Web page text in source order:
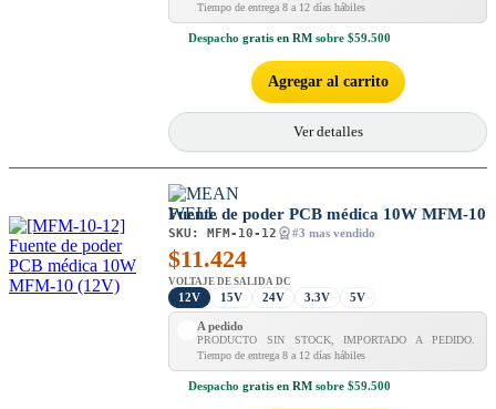
Tiempo de entrega 8 a 12 días hábiles
Despacho gratis en RM sobre $59.500
Agregar al carrito
Ver detalles
Fuente de poder PCB médica 10W MFM-10
SKU: MFM-10-12 #3 mas vendido
$11.424
VOLTAJE DE SALIDA DC
12V 15V 24V 3.3V 5V
A pedido
PRODUCTO SIN STOCK, IMPORTADO A PEDIDO.
Tiempo de entrega 8 a 12 días hábiles
Despacho gratis en RM sobre $59.500